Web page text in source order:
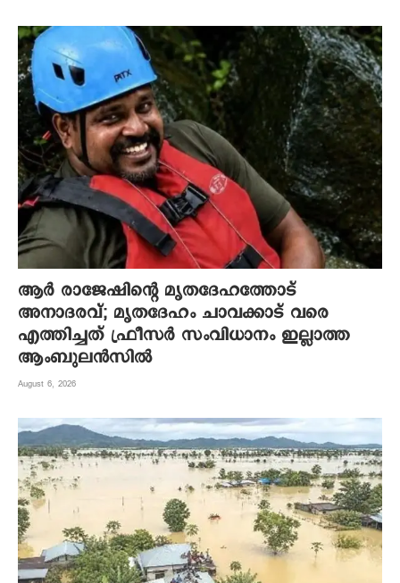
ആര്‍ രാജേഷിന്റെ മൃതദേഹത്തോട്
അനാദരവ്; മൃതദേഹം ചാവക്കാട് വരെ
എത്തിച്ചത് ഫ്രീസര്‍ സംവിധാനം ഇല്ലാത്ത
ആംബുലന്‍സില്‍
August 6, 2026